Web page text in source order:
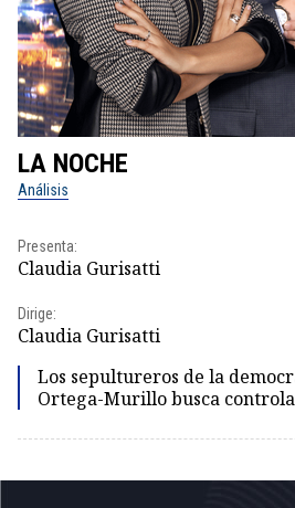
LA NOCHE
Análisis
Presenta:
Claudia Gurisatti
Dirige:
Claudia Gurisatti
Los sepultureros de la
Ortega-Murillo busca